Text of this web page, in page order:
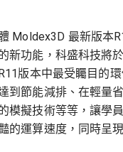
Moldex3D 最新版本
新功能，科盛科技將
版本中最受矚目的
到節能減排、在輕量
模擬技術等等，讓學
的運算速度，同時呈